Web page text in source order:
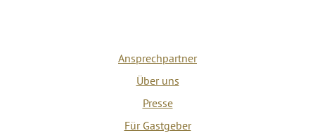
Ansprechpartner
Über uns
Presse
Für Gastgeber